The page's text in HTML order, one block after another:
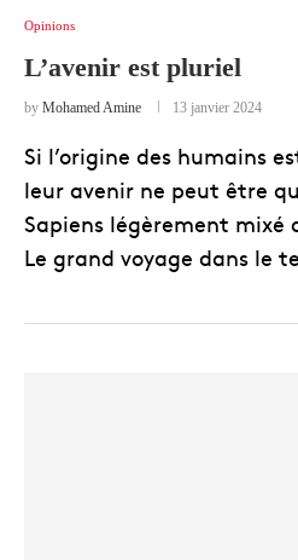
Opinions
L’avenir est pluriel
by Mohamed Amine 13 janvier 2024
Si l’origine des humains
leur avenir ne peut être
Sapiens légèrement mixé
Le grand voyage dans le